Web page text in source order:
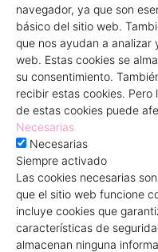
navegador, ya que son
básico del sitio web.
que nos ayudan a
web. Estas cookies se
su consentimiento.
recibir estas cookies. Pero
de estas cookies puede
Necesarias
Necesarias
Siempre activado
Las cookies necesarias
que el sitio web funcione
incluye cookies que
características de
almacenan ninguna